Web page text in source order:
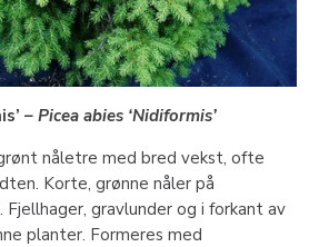
– Picea abies ‘Nidiformis’
nåletre med bred vekst, ofte
Korte, grønne nåler på
gravlunder og i forkant av
planter. Formeres med